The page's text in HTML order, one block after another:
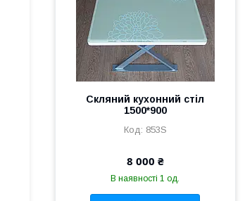
Скляний кухонний стіл
1500*900
853S
8 000 ₴
В наявності 1 од.